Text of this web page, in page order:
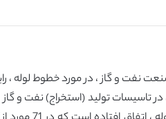
نفت و گاز ، در مورد خطوط لوله ،
تاسیسات تولید (استخراج) نفت